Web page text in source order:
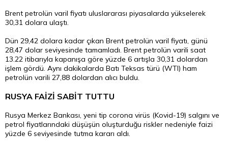
Brent petrolün varil fiyatı uluslararası piyasalarda yükselerek
30,31 dolara ulaştı.
Dün 29,42 dolara kadar çıkan Brent petrolün varil fiyatı, günü
28,47 dolar seviyesinde tamamladı. Brent petrolün varili saat
13.22 itibarıyla kapanışa göre yüzde 6 artışla 30,31 dolardan
işlem gördü. Aynı dakikalarda Batı Teksas türü (WTI) ham
petrolün varili 27,88 dolardan alıcı buldu.
RUSYA FAİZİ SABİT TUTTU
Rusya Merkez Bankası, yeni tip corona virüs (Kovid-19) salgını ve
petrol fiyatlarındaki düşüşün oluşturduğu riskler nedeniyle faizi
yüzde 6 seviyesinde tutma kararı aldı.